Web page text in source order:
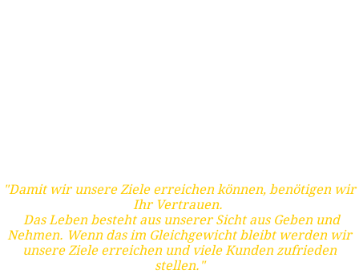
"Damit wir unsere Ziele erreichen können, benötigen wir
Ihr Vertrauen.
Das Leben besteht aus unserer Sicht aus Geben und
Nehmen. Wenn das im Gleichgewicht bleibt werden wir
unsere Ziele erreichen und viele Kunden zufrieden
stellen."